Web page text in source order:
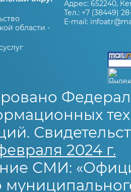
области -
Адрес: 652240,
Тел.: +7 (38449)
E-mail:
2024 г.
СМИ: